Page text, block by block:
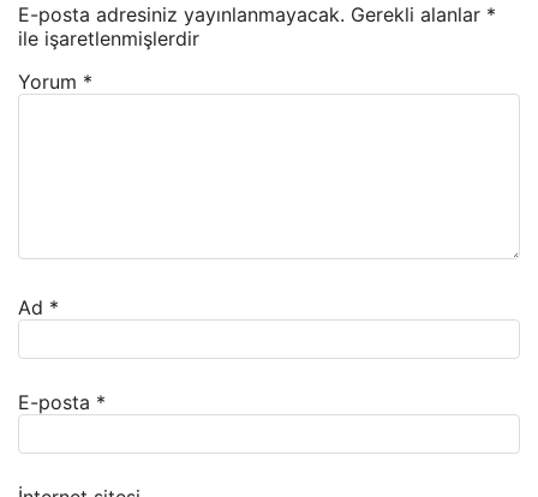
E-posta adresiniz yayınlanmayacak. Gerekli alanlar *
ile işaretlenmişlerdir
Yorum *
Ad *
E-posta *